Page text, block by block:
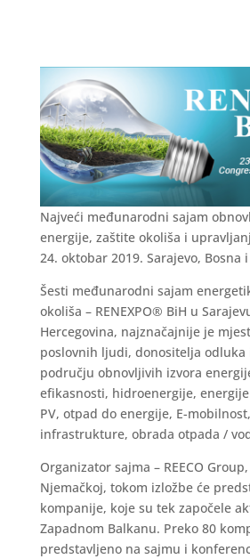
Najveći međunarodni sajam
energije, zaštite okoliša i
24. oktobar 2019. Sarajevo, Bosna
Šesti međunarodni sajam
okoliša – RENEXPO® BiH u
Hercegovina, najznačajnije je
poslovnih ljudi, donositelja odluka
području obnovljivih izvora
efikasnosti, hidroenergije,
PV, otpad do energije, E-
infrastrukture, obrada otpada /
Organizator sajma – REECO
Njemačkoj, tokom izložbe će
kompanije, koje su tek započele
Zapadnom Balkanu. Preko 80
predstavljeno na sajmu i